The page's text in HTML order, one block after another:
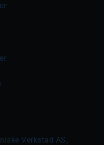
Verkstad AS,